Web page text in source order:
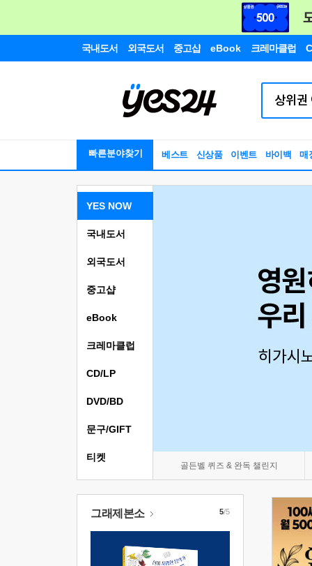
국내도서 외국도서 중고샵 eBook 크레마클럽
빠른분야찾기 베스트 신상품 이벤트 바이백 매
YES NOW
골든벨 퀴즈 & 완독 챌린지
국내도서
외국도서
중고샵
eBook
크레마클럽
CD/LP
DVD/BD
문구/GIFT
티켓
그래제본소 5/5